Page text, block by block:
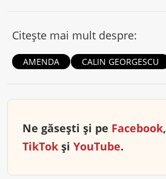
Citește mai mult despre:
AMENDA CALIN GEORGESCU
Ne găsești și pe Facebook,
TikTok și YouTube.